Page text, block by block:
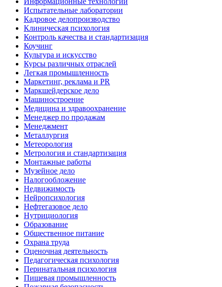
Испытательные лаборатории
Кадровое делопроизводство
Клиническая психология
Контроль качества и стандартизация
Коучинг
Культура и искусство
Курсы различных отраслей
Легкая промышленность
Маркетинг, реклама и PR
Маркшейдерское дело
Машиностроение
Медицина и здравоохранение
Менеджер по продажам
Менеджмент
Металлургия
Метеорология
Метрология и стандартизация
Монтажные работы
Музейное дело
Налогообложение
Недвижимость
Нейропсихология
Нефтегазовое дело
Нутрициология
Образование
Общественное питание
Охрана труда
Оценочная деятельность
Педагогическая психология
Перинатальная психология
Пищевая промышленность